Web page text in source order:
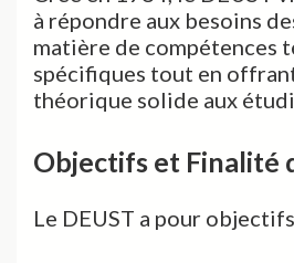
à répondre aux besoins
matière de compétences
spécifiques tout en
théorique solide aux
Objectifs et Finalité
Le DEUST a pour